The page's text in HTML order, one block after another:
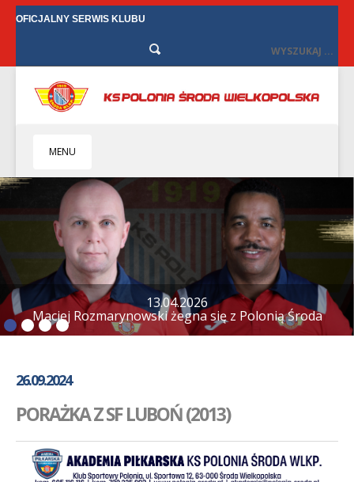
OFICJALNY SERWIS KLUBU
MENU
HOME
KLUB
BIZNES
SENIORZY
SENIORKI
BILETY
KONTAKT
SKLEP
PLAN TRENINGÓW
12.04.2026
Tylko remis w Starych Oborzyskach
26.09.2024
PORAŻKA Z SF LUBOŃ (2013)